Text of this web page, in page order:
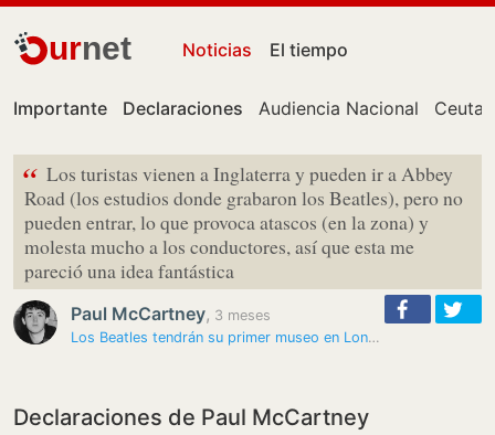
urnet Noticias El tiempo
Importante Declaraciones Audiencia Nacional Ceuta
“ Los turistas vienen a Inglaterra y pueden ir a Abbey
Road (los estudios donde grabaron los Beatles), pero no
pueden entrar, lo que provoca atascos (en la zona) y
molesta mucho a los conductores, así que esta me
pareció una idea fantástica
Paul McCartney, 3 meses
Los Beatles tendrán su primer museo en Londres a partir de 2027
Declaraciones de Paul McCartney